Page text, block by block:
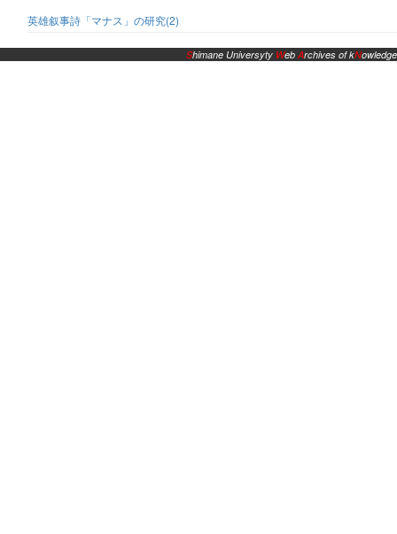
英雄叙事詩「マナス」の研究(2)
Shimane Universyty WebArchives of kNowledge